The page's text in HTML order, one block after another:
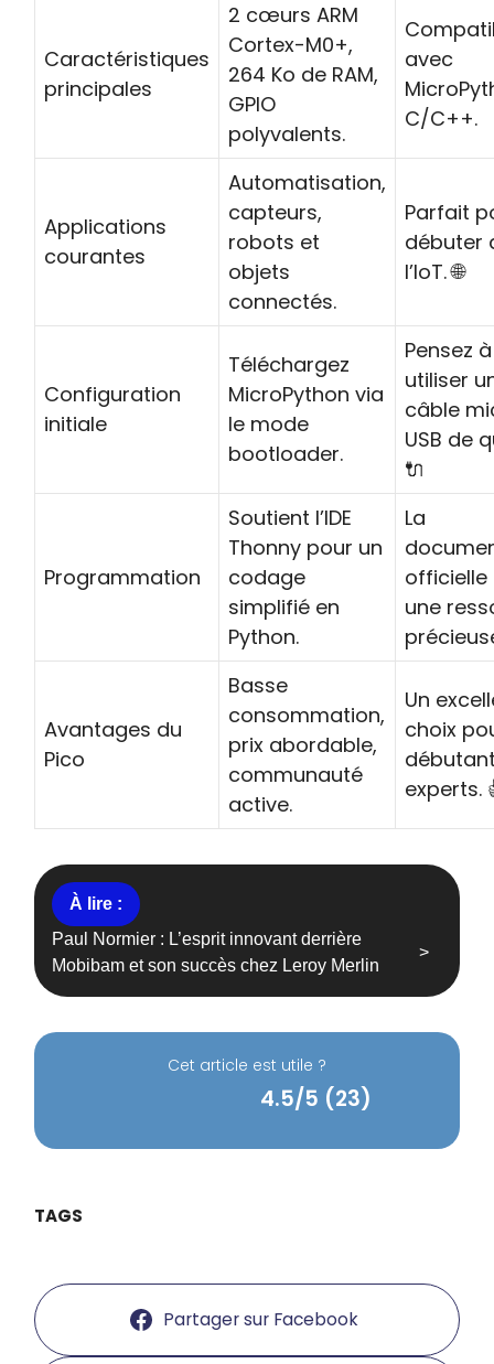
Caractéristiques
principales
2 cœurs ARM
Cortex-M0+,
264 Ko de RAM,
GPIO
polyvalents.
avec
C/C++.
Applications
courantes
Automatisation,
capteurs,
robots et
objets
connectés.
Parfait
débuter
l’IoT. 🌐
Configuration
initiale
Téléchargez
MicroPython via
le mode
bootloader.
Pensez à
utiliser
câble
USB de
🔌
Programmation
Soutient l’IDE
Thonny pour un
codage
simplifié en
Python.
La
officielle
une
Avantages du
Pico
Basse
consommation,
prix abordable,
communauté
active.
Un
choix
experts.
Paul Normier : L’esprit innovant derrière
Mobibam et son succès chez Leroy Merlin
Cet article est utile ?
4.5/5 (23)
TAGS
Partager sur Facebook